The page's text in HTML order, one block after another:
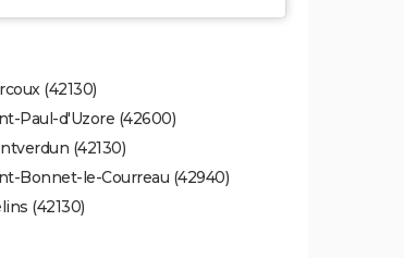
(42130)
Paul-d'Uzore (42600)
(42130)
Bonnet-le-Courreau (42940)
(42130)